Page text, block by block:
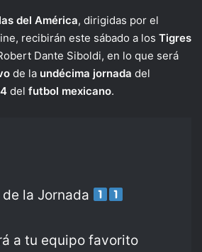
del América, dirigidas por el
recibirán este sábado a los Tigres
Dante Siboldi, en lo que será
de la undécima jornada del
del futbol mexicano.
la Jornada
a tu equipo favorito